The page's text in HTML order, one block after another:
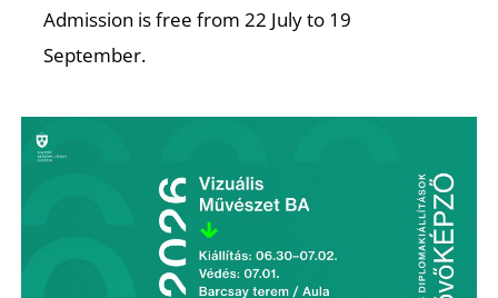
Admission is free from 22 July to 19
September.